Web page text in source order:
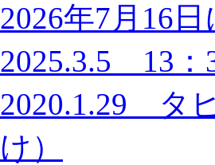
2026年7月16
2025.3.5 13：
2020.1.29 タ
け）